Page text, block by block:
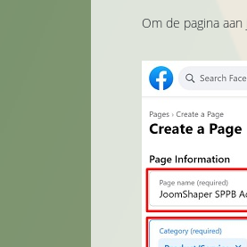
Om de pagina